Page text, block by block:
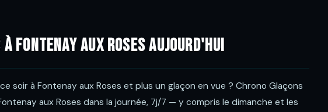
Fontenay aux Roses aujourd'hui
soir à Fontenay aux Roses et plus un glaçon en vue ? Chrono Glaçons
aux Roses dans la journée, 7j/7 — y compris le dimanche et les